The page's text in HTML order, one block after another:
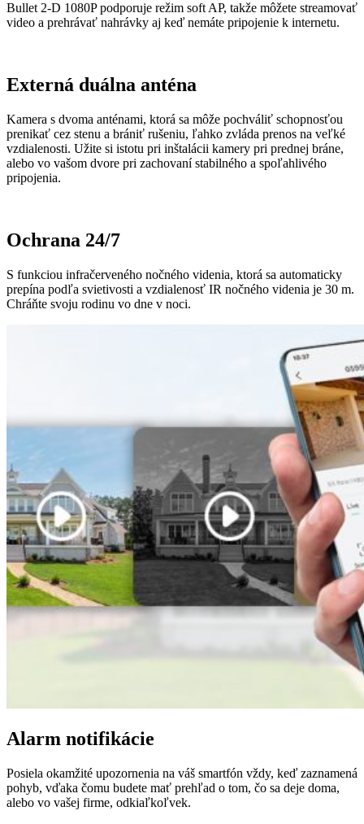
Bullet 2-D 1080P podporuje režim soft AP, takže môžete streamovať
video a prehrávať nahrávky aj keď nemáte pripojenie k internetu.
Externá duálna anténa
Kamera s dvoma anténami, ktorá sa môže pochváliť schopnosťou
prenikať cez stenu a brániť rušeniu, ľahko zvláda prenos na veľké
vzdialenosti. Užite si istotu pri inštalácii kamery pri prednej bráne,
alebo vo vašom dvore pri zachovaní stabilného a spoľahlivého
pripojenia.
Ochrana 24/7
S funkciou infračerveného nočného videnia, ktorá sa automaticky
prepína podľa svietivosti a vzdialenosť IR nočného videnia je 30 m.
Chráňte svoju rodinu vo dne v noci.
Alarm notifikácie
Posiela okamžité upozornenia na váš smartfón vždy, keď zaznamená
pohyb, vďaka čomu budete mať prehľad o tom, čo sa deje doma,
alebo vo vašej firme, odkiaľkoľvek.